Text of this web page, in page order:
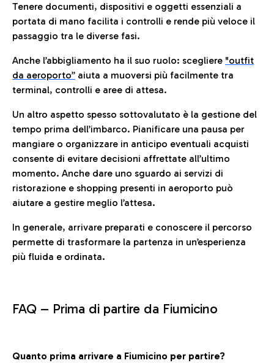
Tenere documenti, dispositivi e oggetti essenziali a
portata di mano facilita i controlli e rende più veloce il
passaggio tra le diverse fasi.
Anche l’abbigliamento ha il suo ruolo: scegliere "outfit
da aeroporto” aiuta a muoversi più facilmente tra
terminal, controlli e aree di attesa.
Un altro aspetto spesso sottovalutato è la gestione del
tempo prima dell’imbarco. Pianificare una pausa per
mangiare o organizzare in anticipo eventuali acquisti
consente di evitare decisioni affrettate all’ultimo
momento. Anche dare uno sguardo ai servizi di
ristorazione e shopping presenti in aeroporto può
aiutare a gestire meglio l’attesa.
In generale, arrivare preparati e conoscere il percorso
permette di trasformare la partenza in un’esperienza
più fluida e ordinata.
FAQ – Prima di partire da Fiumicino
Quanto prima arrivare a Fiumicino per partire?